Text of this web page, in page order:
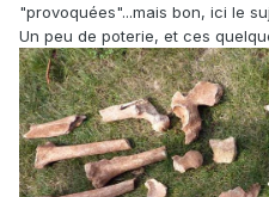
"provoquées"...mais bon, ici le
Un peu de poterie, et ces